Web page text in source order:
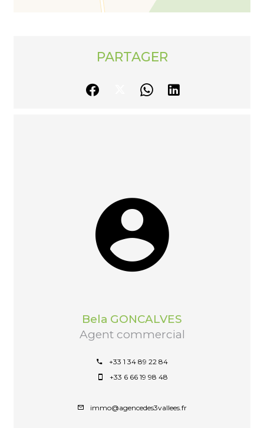
PARTAGER
Bela GONCALVES
Agent commercial
+33 1 34 89 22 84
+33 6 66 19 98 48
immo@agencedes3vallees.fr